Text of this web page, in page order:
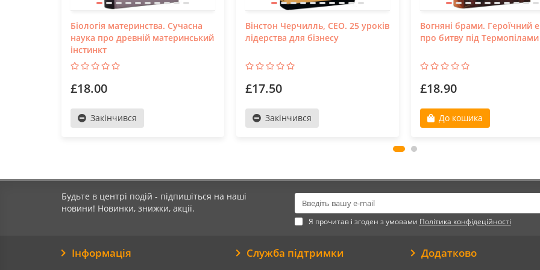
Біологія материнства. Сучасна
наука про древній материнський
інстинкт
£18.00
Закінчився
Вінстон Черчилль, СЕО. 25 уроків
лідерства для бізнесу
£17.50
Закінчився
Вогняні брами. Героїчний
про битву під Термопілами
£18.90
До кошика
Будьте в центрі подій - підпишіться на наші
новини! Новинки, знижки, акції.
Я прочитав і згоден з умовами Політика конфідеційності
Інформація Служба підтримки Додатково